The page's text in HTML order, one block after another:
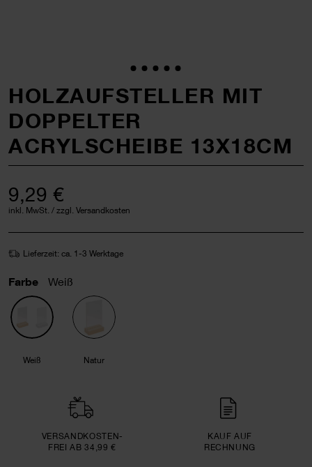
HOLZAUFSTELLER MIT
DOPPELTER
ACRYLSCHEIBE 13X18CM
9,29 €
inkl. MwSt. / zzgl. Versandkosten
Lieferzeit: ca. 1-3 Werktage
Farbe Weiß
Weiß Natur
VERSAND­KOSTEN­
FREI AB 34,99 €
KAUF AUF
RECHNUNG